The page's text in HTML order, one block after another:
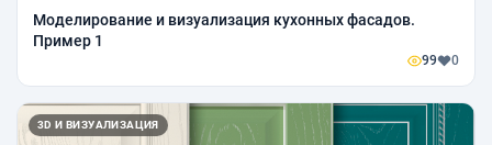
Моделирование и визуализация кухонных фасадов.
Пример 1
99 0
3D И ВИЗУАЛИЗАЦИЯ